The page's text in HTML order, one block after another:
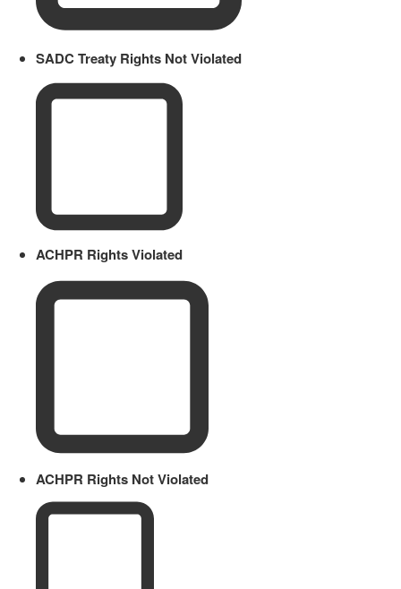
SADC Treaty Rights Not Violated
ACHPR Rights Violated
ACHPR Rights Not Violated